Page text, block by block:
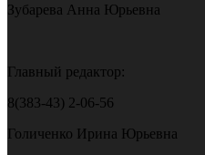
Зубарева Анна Юрьевна
Главный редактор:
8(383-43) 2-06-56
Голиченко Ирина Юрьевна